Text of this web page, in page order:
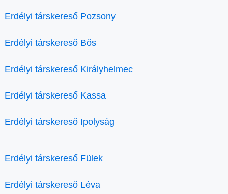
Erdélyi társkereső Pozsony
Erdélyi társkereső Bős
Erdélyi társkereső Királyhelmec
Erdélyi társkereső Kassa
Erdélyi társkereső Ipolyság
Erdélyi társkereső Fülek
Erdélyi társkereső Léva